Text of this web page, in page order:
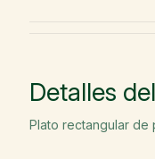
Detalles
Plato rectangular de